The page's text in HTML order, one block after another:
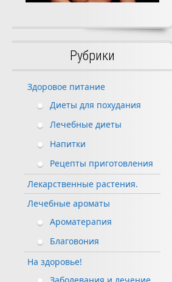
Рубрики
Здоровое питание
Диеты для похудания
Лечебные диеты
Напитки
Рецепты приготовления
Лекарственные растения.
Лечебные ароматы
Ароматерапия
Благовония
На здоровье!